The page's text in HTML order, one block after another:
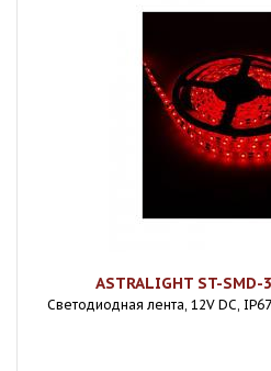
ASTRALIGHT ST-SMD-
Светодиодная лента, 12V DC,